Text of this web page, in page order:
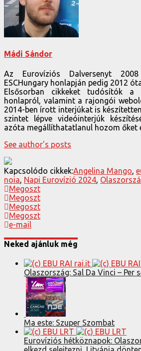
Mádi Sándor
Az Eurovíziós Dalversenyt
ESCHungary honlapján pedig 2012
Elsősorban cikkeket tudósítók a
honlapról, valamint a rajongói
2014-ben írott interjúkat is
szintet lépve videóinterjúk
azóta megállíthatatlanul hozom őket
See author's posts
Kapcsolódo cikkek:Angelina Mango
noia Napi Eurovízió 2024
Megoszt
Megoszt
Megoszt
Megoszt
e-mail
Neked ajánluk még
Olaszország: Sal Da Vinci – Per
Ma este: Szuper Szombat
Eurovíziós hétköznapok: